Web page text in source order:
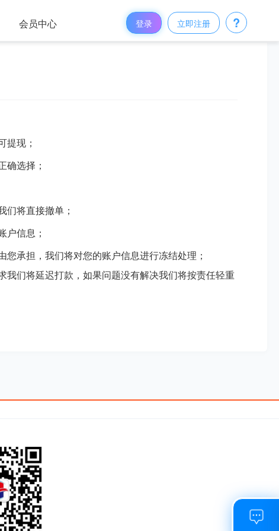
会员中心 登录 立即注册 ?
提现；
确选择；
将直接撤单；
户信息；
承担，我们将对您的账户信息进行冻结处理；
们将延迟打款，如果问题没有解决我们将按责任轻重